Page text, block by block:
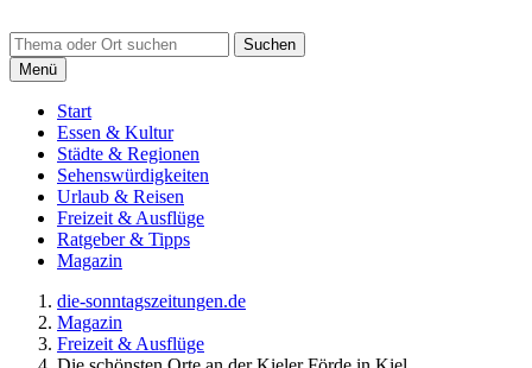
Suchen
Menü
Start
Essen & Kultur
Städte & Regionen
Sehenswürdigkeiten
Urlaub & Reisen
Freizeit & Ausflüge
Ratgeber & Tipps
Magazin
die-sonntagszeitungen.de
Magazin
Freizeit & Ausflüge